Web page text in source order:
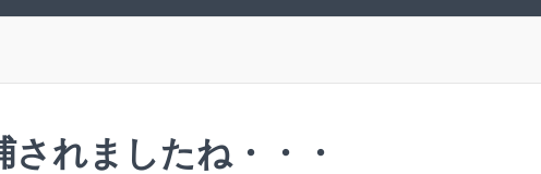
されましたね・・・